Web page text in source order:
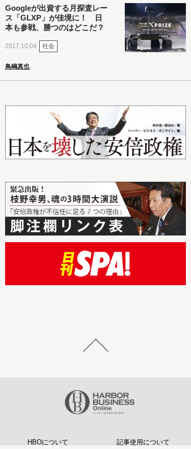
Googleが出資する月探査レー
ス「GLXP」が佳境に！ 日
本も参戦、勝つのはどこだ？
2017.10.04 社会
鳥嶋真也
HBOについて 記事使用について